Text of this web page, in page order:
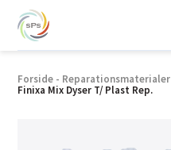
Forside - Reparationsmaterialer
Finixa Mix Dyser T/ Plast Rep.